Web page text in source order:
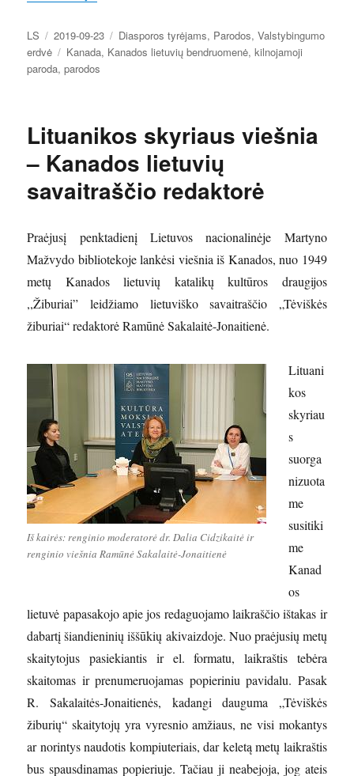
Autorius
LS Paskelbta
2019-09-23 Kategorijos
Diasporos tyrėjams, Parodos,Valstybingumo
erdvė
Žymos
Kanada, Kanados lietuvių bendruomenė,kilnojamoji
paroda,parodos
Lituanikos skyriaus viešnia
– Kanados lietuvių
savaitraščio redaktorė
Praėjusį penktadienį Lietuvos nacionalinėje Martyno
Mažvydo bibliotekoje lankėsi viešnia iš Kanados, nuo 1949
metų Kanados lietuvių katalikų kultūros draugijos
,,Žiburiai” leidžiamo lietuviško savaitraščio „Tėviškės
žiburiai“ redaktorė Ramūnė Sakalaitė-Jonaitienė.
Iš kairės: renginio moderatorė dr. Dalia Cidzikaitė ir
renginio viešnia Ramūnė Sakalaitė-Jonaitienė
Lituani
kos
skyriau
s
suorga
nizuota
me
susitiki
me
Kanad
os
lietuvė papasakojo apie jos redaguojamo laikraščio ištakas ir
dabartį šiandieninių iššūkių akivaizdoje. Nuo praėjusių metų
skaitytojus pasiekiantis ir el. formatu, laikraštis tebėra
skaitomas ir prenumeruojamas popieriniu pavidalu. Pasak
R. Sakalaitės-Jonaitienės, kadangi dauguma „Tėviškės
žiburių“ skaitytojų yra vyresnio amžiaus, ne visi mokantys
ar norintys naudotis kompiuteriais, dar keletą metų laikraštis
bus spausdinamas popieriuje. Tačiau ji neabejoja, jog ateis